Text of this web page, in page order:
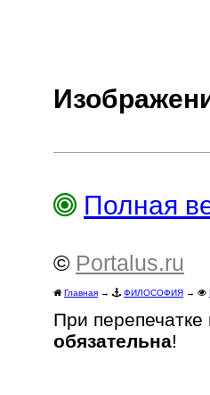
Полная
© Portalus.ru
Главная → ФИЛОСОФИЯ →
При перепечатке
обязательна!